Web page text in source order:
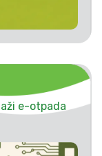
e-otpada